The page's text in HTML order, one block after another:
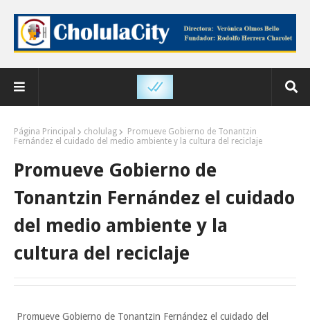
Página Principal cholulag
Promueve Gobierno de Tonantzin
Fernández el cuidado del medio ambiente y la cultura del reciclaje
Promueve Gobierno de
Tonantzin Fernández el cuidado
del medio ambiente y la
cultura del reciclaje
Promueve Gobierno de Tonantzin Fernández el cuidado del